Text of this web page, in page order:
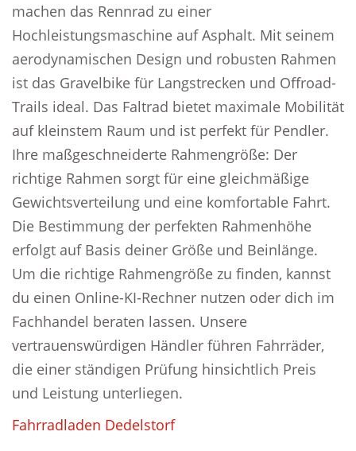
machen das Rennrad zu einer
Hochleistungsmaschine auf Asphalt. Mit seinem
aerodynamischen Design und robusten Rahmen
ist das Gravelbike für Langstrecken und Offroad-
Trails ideal. Das Faltrad bietet maximale Mobilität
auf kleinstem Raum und ist perfekt für Pendler.
Ihre maßgeschneiderte Rahmengröße: Der
richtige Rahmen sorgt für eine gleichmäßige
Gewichtsverteilung und eine komfortable Fahrt.
Die Bestimmung der perfekten Rahmenhöhe
erfolgt auf Basis deiner Größe und Beinlänge.
Um die richtige Rahmengröße zu finden, kannst
du einen Online-KI-Rechner nutzen oder dich im
Fachhandel beraten lassen. Unsere
vertrauenswürdigen Händler führen Fahrräder,
die einer ständigen Prüfung hinsichtlich Preis
und Leistung unterliegen.
Fahrradladen Dedelstorf